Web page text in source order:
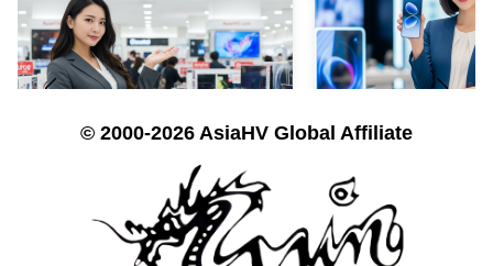
© 2000-2026 AsiaHV Global Affiliate